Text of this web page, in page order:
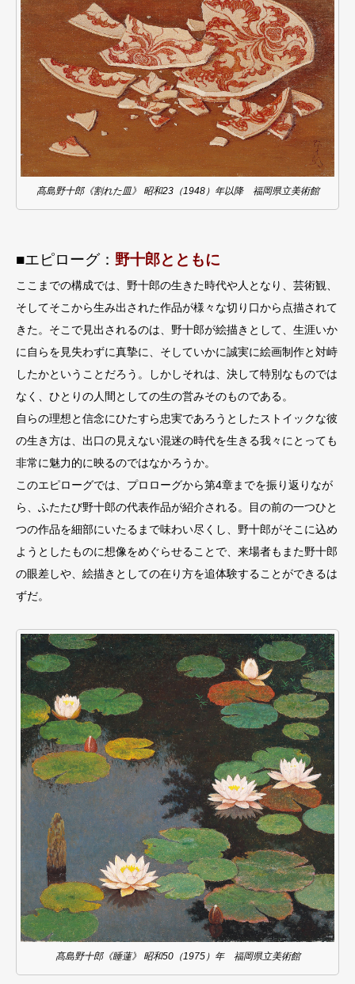
髙島野十郎《割れた皿》 昭和23（1948）年以降 福岡県立美術館
■エピローグ： 野⼗郎とともに
ここまでの構成では、野⼗郎の⽣きた時代や⼈となり、芸術観、
そしてそこから⽣み出された作品が様々な切り⼝から点描されて
きた。そこで⾒出されるのは、野⼗郎が絵描きとして、⽣涯いか
に⾃らを⾒失わずに真摯に、そしていかに誠実に絵画制作と対峙
したかということだろう。しかしそれは、決して特別なものでは
なく、ひとりの⼈間としての⽣の営みそのものである。
⾃らの理想と信念にひたすら忠実であろうとしたストイックな彼
の⽣き⽅は、出⼝の⾒えない混迷の時代を⽣きる我々にとっても
⾮常に魅⼒的に映るのではなかろうか。
このエピローグでは、プロローグから第4章までを振り返りなが
ら、ふたたび野⼗郎の代表作品が紹介される。⽬の前の一つひと
つの作品を細部にいたるまで味わい尽くし、野⼗郎がそこに込め
ようとしたものに想像をめぐらせることで、来場者もまた野⼗郎
の眼差しや、絵描きとしての在り⽅を追体験することができるは
ずだ。
髙島野十郎《睡蓮》 昭和50（1975）年 福岡県立美術館